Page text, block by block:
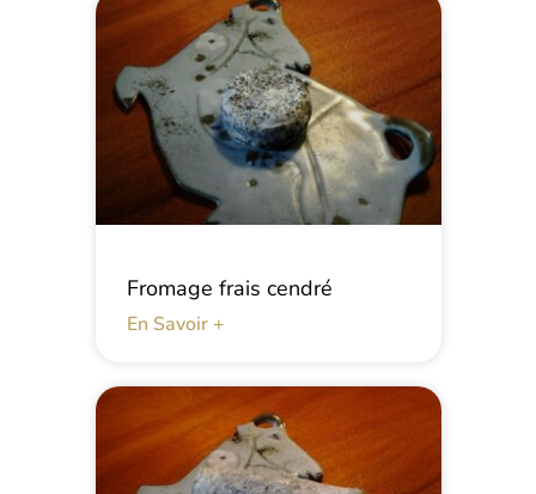
Fromage frais cendré
En Savoir +